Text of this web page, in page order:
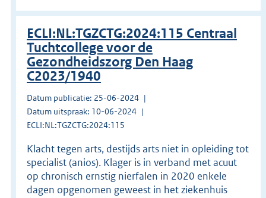
ECLI:NL:TGZCTG:2024:115 Centraal
Tuchtcollege voor de
Gezondheidszorg Den Haag
C2023/1940
Datum publicatie: 25-06-2024
Datum uitspraak: 10-06-2024
ECLI:NL:TGZCTG:2024:115
Klacht tegen arts, destijds arts niet in opleiding tot
specialist (anios). Klager is in verband met acuut
op chronisch ernstig nierfalen in 2020 enkele
dagen opgenomen geweest in het ziekenhuis